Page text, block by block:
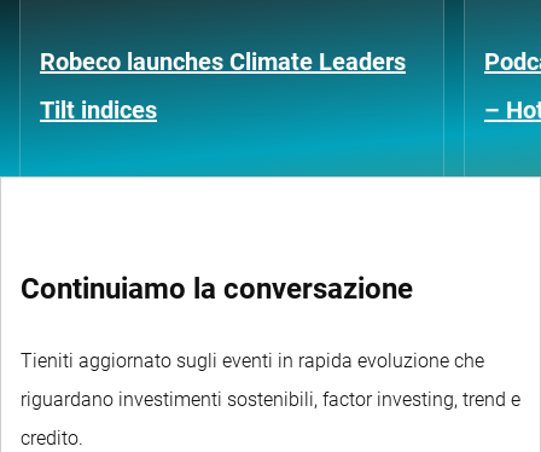
Robeco launches Climate Leaders
Tilt indices
–
Continuiamo la conversazione
Tieniti aggiornato sugli eventi in rapida evoluzione che
riguardano investimenti sostenibili, factor investing, trend e
credito.